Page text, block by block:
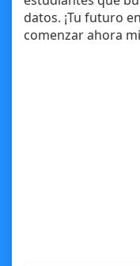
datos. ¡Tu futuro
comenzar ahora